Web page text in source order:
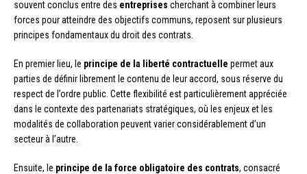
souvent conclus entre des entreprises cherchant à combiner leurs
forces pour atteindre des objectifs communs, reposent sur plusieurs
principes fondamentaux du droit des contrats.
En premier lieu, le principe de la liberté contractuelle permet aux
parties de définir librement le contenu de leur accord, sous réserve du
respect de l’ordre public. Cette flexibilité est particulièrement appréciée
dans le contexte des partenariats stratégiques, où les enjeux et les
modalités de collaboration peuvent varier considérablement d’un
secteur à l’autre.
Ensuite, le principe de la force obligatoire des contrats, consacré